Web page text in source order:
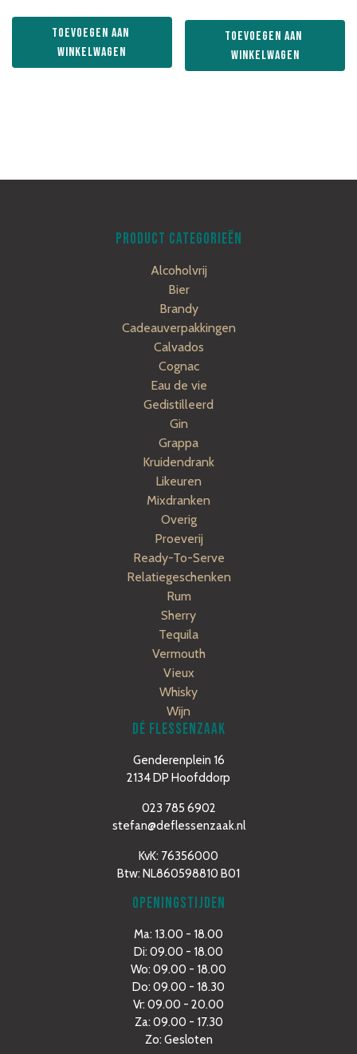
Toevoegen aan
winkelwagen
Toevoegen aan
winkelwagen
PRODUCT CATEGORIEËN
Alcoholvrij
Bier
Brandy
Cadeauverpakkingen
Calvados
Cognac
Eau de vie
Gedistilleerd
Gin
Grappa
Kruidendrank
Likeuren
Mixdranken
Overig
Proeverij
Ready-To-Serve
Relatiegeschenken
Rum
Sherry
Tequila
Vermouth
Vieux
Whisky
Wijn
DÉ FLESSENZAAK
Genderenplein 16
2134 DP Hoofddorp
023 785 6902
stefan@deflessenzaak.nl
KvK: 76356000
Btw: NL860598810 B01
OPENINGSTIJDEN
Ma: 13.00 - 18.00
Di: 09.00 - 18.00
Wo: 09.00 - 18.00
Do: 09.00 - 18.30
Vr: 09.00 - 20.00
Za: 09.00 - 17.30
Zo: Gesloten